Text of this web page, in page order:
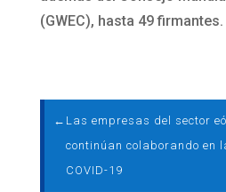
(GWEC), hasta 49 firmantes.
← Las empresas del sector
continúan colaborando en
COVID-19